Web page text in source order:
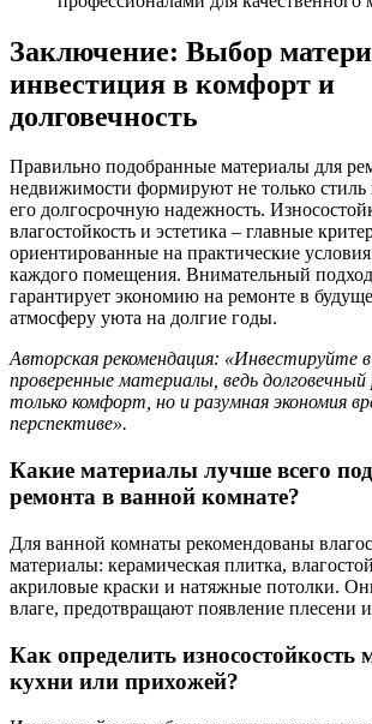
Заключение: Выбор
инвестиция в комфорт и
долговечность
Правильно подобранные материалы для
недвижимости формируют не только стиль
его долгосрочную надежность.
влагостойкость и эстетика – главные
ориентированные на практические
каждого помещения. Внимательный
гарантирует экономию на ремонте в
атмосферу уюта на долгие годы.
Авторская рекомендация: «Инвестируйте
проверенные материалы, ведь
только комфорт, но и разумная экономия
перспективе».
Какие материалы лучше всего
ремонта в ванной комнате?
Для ванной комнаты рекомендованы
материалы: керамическая плитка,
акриловые краски и натяжные потолки.
влаге, предотвращают появление плесени
Как определить износостойкость
кухни или прихожей?